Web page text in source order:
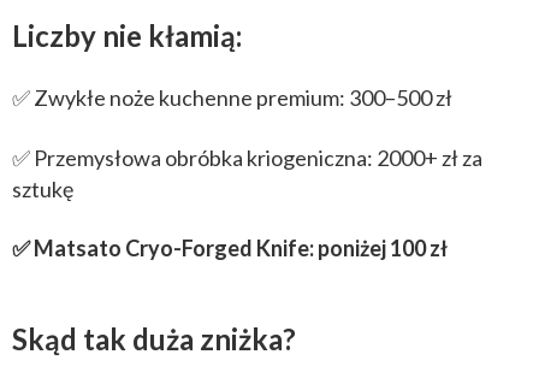
Liczby nie kłamią:
✅ Zwykłe noże kuchenne premium: 300–500 zł
✅ Przemysłowa obróbka kriogeniczna: 2000+ zł za
sztukę
✅ Matsato Cryo-Forged Knife: poniżej 100 zł
Skąd tak duża zniżka?